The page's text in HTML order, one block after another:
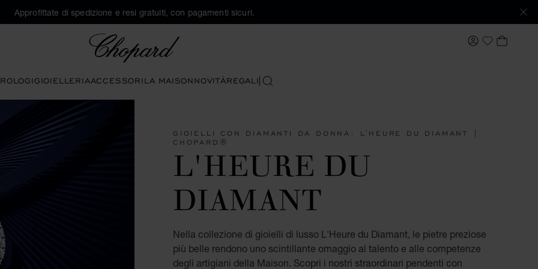
Approfittate di spedizione e resi gratuiti, con pagamenti sicuri.
IL MIOMy Wishlist
IL MIO
GIOIELLERIAACCESSORILA MAISONNOVITÀREGALICERCARE
GIOIELLI CON DIAMANTI DA DONNA: L'HEURE DU DIAMANT |
CHOPARD®
L'HEURE DU
DIAMANT
Nella collezione di gioielli di lusso L'Heure du Diamant, le pietre preziose
più belle rendono uno scintillante omaggio al talento e alle competenze
degli artigiani della Maison. Scopri i nostri straordinari pendenti con